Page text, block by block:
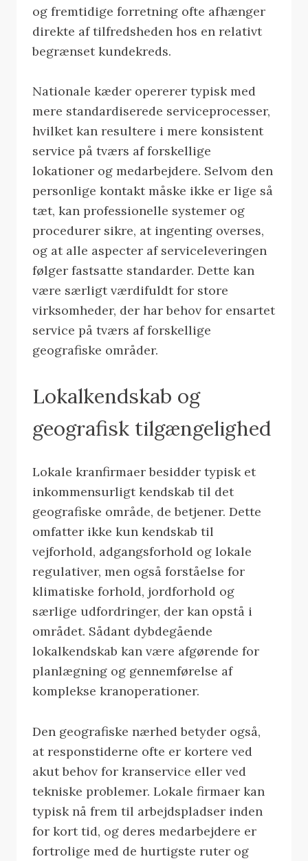
og fremtidige forretning ofte afhænger
direkte af tilfredsheden hos en relativt
begrænset kundekreds.
Nationale kæder opererer typisk med
mere standardiserede serviceprocesser,
hvilket kan resultere i mere konsistent
service på tværs af forskellige
lokationer og medarbejdere. Selvom den
personlige kontakt måske ikke er lige så
tæt, kan professionelle systemer og
procedurer sikre, at ingenting overses,
og at alle aspecter af serviceleveringen
følger fastsatte standarder. Dette kan
være særligt værdifuldt for store
virksomheder, der har behov for ensartet
service på tværs af forskellige
geografiske områder.
Lokalkendskab og
geografisk tilgængelighed
Lokale kranfirmaer besidder typisk et
inkommensurligt kendskab til det
geografiske område, de betjener. Dette
omfatter ikke kun kendskab til
vejforhold, adgangsforhold og lokale
regulativer, men også forståelse for
klimatiske forhold, jordforhold og
særlige udfordringer, der kan opstå i
området. Sådant dybdegående
lokalkendskab kan være afgørende for
planlægning og gennemførelse af
komplekse kranoperationer.
Den geografiske nærhed betyder også,
at responstiderne ofte er kortere ved
akut behov for kranservice eller ved
tekniske problemer. Lokale firmaer kan
typisk nå frem til arbejdspladser inden
for kort tid, og deres medarbejdere er
fortrolige med de hurtigste ruter og